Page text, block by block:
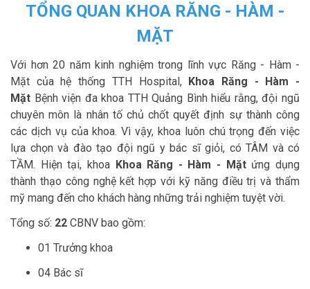
TỔNG QUAN KHOA RĂNG - HÀM -
MẶT
Với hơn 20 năm kinh nghiệm trong lĩnh vực Răng - Hàm -
Mặt của hệ thống TTH Hospital,Khoa Răng - Hàm -
Mặt Bệnh viện đa khoa TTH Quảng Bình hiểu rằng, đội ngũ
chuyên môn là nhân tố chủ chốt quyết định sự thành công
các dịch vụ của khoa. Vì vậy, khoa luôn chú trọng đến việc
lựa chọn và đào tạo đội ngũ y bác sĩ giỏi, có TÂM và có
TẦM. Hiện tại, khoa Khoa Răng - Hàm - Mặtứng dụng
thành thạo công nghệ kết hợp với kỹ năng điều trị và thẩm
mỹ mang đến cho khách hàng những trải nghiệm tuyệt vời.
Tổng số: 22 CBNV bao gồm:
01 Trưởng khoa
04 Bác sĩ